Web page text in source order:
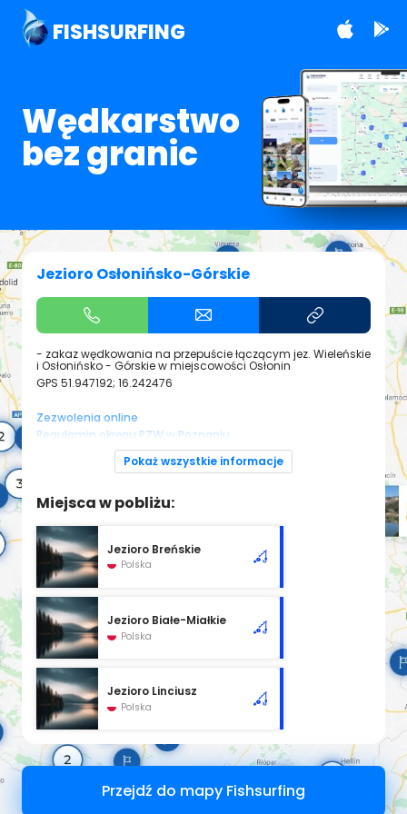
FISHSURFING
Wędkarstwo
bez granic
Jezioro Osłonińsko-Górskie
- zakaz wędkowania na przepuście łączącym jez. Wieleńskie
i Osłonińsko - Górskie w miejscowości Osłonin
GPS 51.947192; 16.242476
Zezwolenia online
Regulamin okręgu PZW w Poznaniu
Pokaż wszystkie informacje
Miejsca w pobliżu:
Jezioro Breńskie
Polska
Jezioro Białe-Miałkie
Polska
Jezioro Linciusz
Polska
Przejdź do mapy Fishsurfing